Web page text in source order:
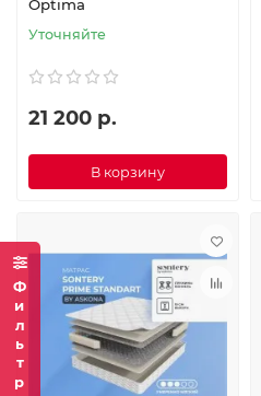
Фильтр
Optima
Уточняйте
21 200 р.
В корзину